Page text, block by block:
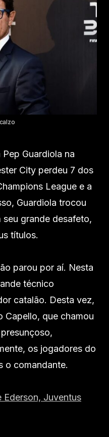
Guardiola na
City perdeu 7 dos
League e a
Guardiola trocou
grande desafeto,
títulos.
parou por aí. Nesta
técnico
catalão. Desta vez,
Capello, que chamou
os jogadores do
o comandante.
Ederson, Juventus